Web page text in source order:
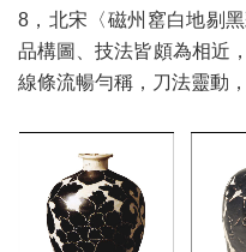
8，北宋〈磁州窰白地剔
品構圖、技法皆頗為相近
線條流暢勻稱，刀法靈動